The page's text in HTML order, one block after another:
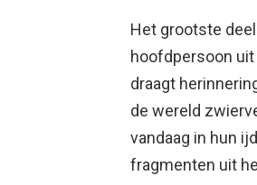
Het grootste
hoofdpersoon
draagt
de wereld
vandaag in hun
fragmenten uit